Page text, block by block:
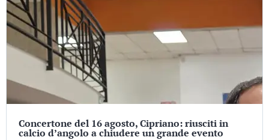
Concertone del 16 agosto, Cipriano: riusciti in
calcio d’angolo a chiudere un grande evento